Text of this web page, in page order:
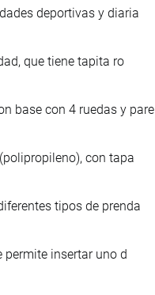
deportivas y diaria
que tiene tapita ro
base con 4 ruedas y pare
con tapa
tipos de prenda
insertar uno d